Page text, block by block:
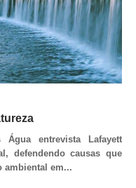
entrevista Lafayett
defendendo causas que
ambiental em...